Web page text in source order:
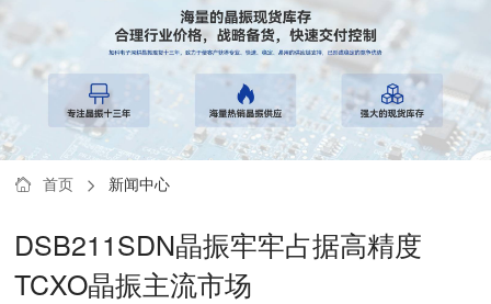
首页 新闻中心
DSB211SDN晶振牢牢占据高精度
TCXO晶振主流市场